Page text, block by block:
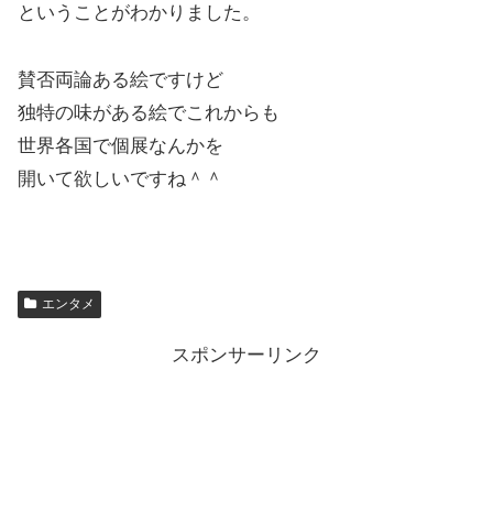
ということがわかりました。
賛否両論ある絵ですけど
独特の味がある絵でこれからも
世界各国で個展なんかを
開いて欲しいですね＾＾
エンタメ
スポンサーリンク